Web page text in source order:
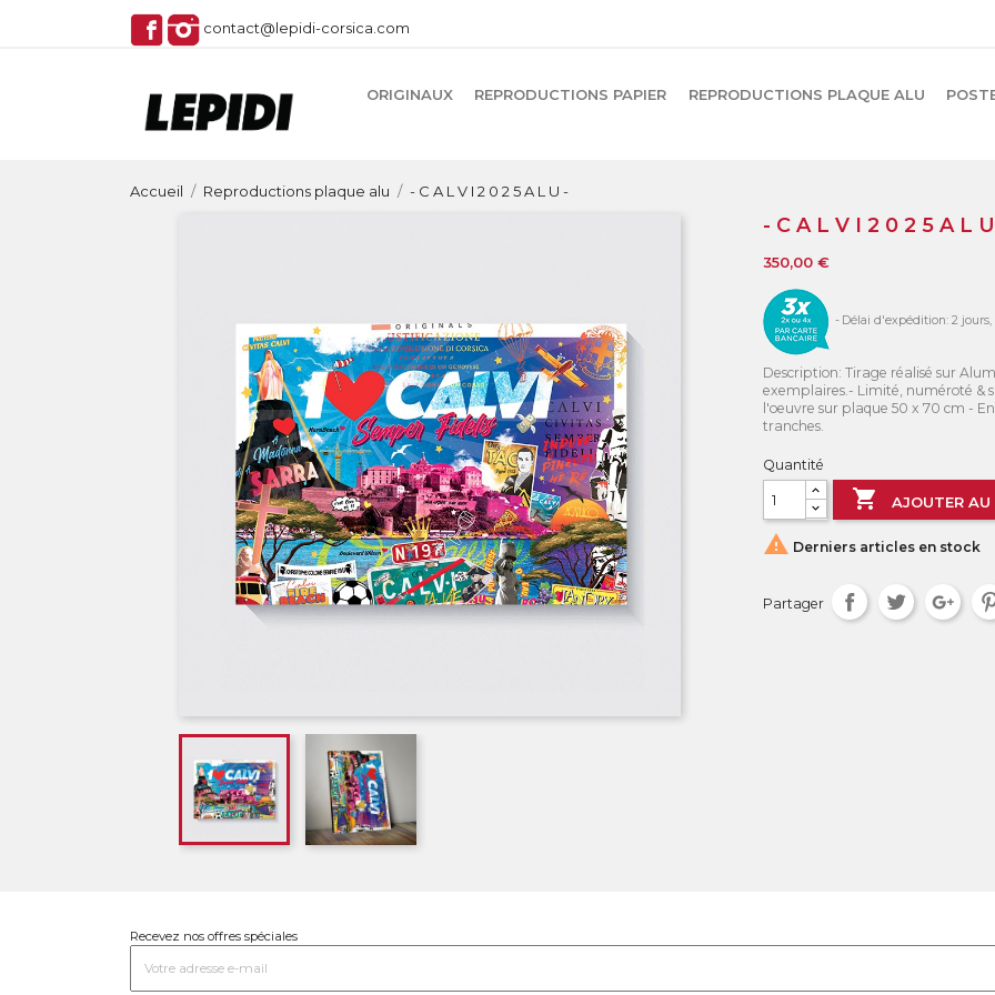
contact@lepidi-corsica.com
ORIGINAUX REPRODUCTIONS PAPIER REPRODUCTIONS PLAQUE ALU
Accueil Reproductions plaque alu - C A L V I 2 0 2 5 A L U -
- C A L V I 2 0 2 5 A L
350,00 €
Délai d'expédition: 2
Description: Tirage réalisé sur
exemplaires.- Limité, numéroté &
l'oeuvre sur plaque 50 x 70 cm -
tranches.
Quantité
 AJOUTER AU
 Derniers articles en stock
Partager
Recevez nos offres spéciales